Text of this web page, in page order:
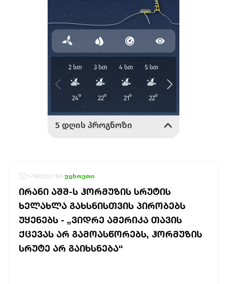
1786222784 უცხოეთი
ᲘᲠᲐᲜᲘ ᲐᲨᲨ-Ს ᲰᲝᲠᲛᲣᲖᲘᲡ ᲡᲠᲣᲢᲘᲡ
ᲮᲔᲚᲐᲮᲚᲐ ᲒᲐᲮᲡᲜᲘᲡᲗᲕᲘᲡ ᲞᲘᲠᲝᲑᲔᲑᲡ
ᲣᲧᲔᲜᲔᲑᲡ - „ᲕᲘᲓᲠᲔ ᲐᲛᲔᲠᲘᲙᲐ ᲗᲐᲕᲘᲡ
ᲥᲪᲔᲕᲐᲡ ᲐᲠ ᲒᲐᲛᲝᲐᲡᲬᲝᲠᲔᲑᲡ, ᲰᲝᲠᲛᲣᲖᲘᲡ
ᲡᲠᲣᲢᲔ ᲐᲠ ᲒᲐᲘᲮᲡᲜᲔᲑᲐ“